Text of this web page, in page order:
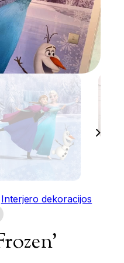
Interjero dekoracijos